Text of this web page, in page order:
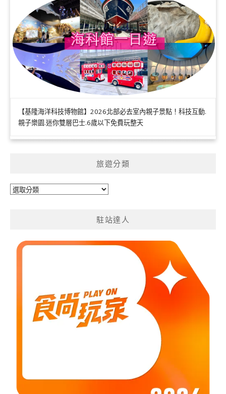
【基隆海洋科技博物館】2026北部必去室內親子景點！科技互動.
親子樂園.迷你雙層巴士.6歲以下免費玩整天
旅遊分類
旅
駐站達人